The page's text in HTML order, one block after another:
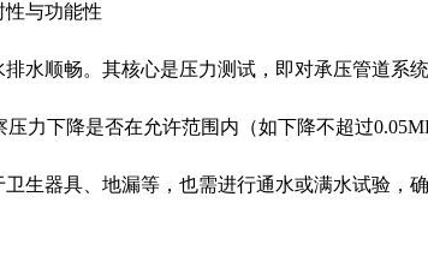
与功能性
顺畅。其核心是压力测试，即对承压管道系
压力下降是否在允许范围内（如下降不超过
生器具、地漏等，也需进行通水或满水试验，